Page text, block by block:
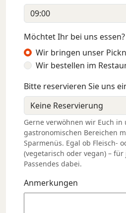
Möchtet Ihr bei uns essen?
Wir bringen unser
Wir bestellen im
Bitte reservieren Sie uns
Gerne verwöhnen wir Euch in
gastronomischen Bereichen
Sparmenüs. Egal ob Fleisch-
(vegetarisch oder vegan) –
Passendes dabei.
Anmerkungen